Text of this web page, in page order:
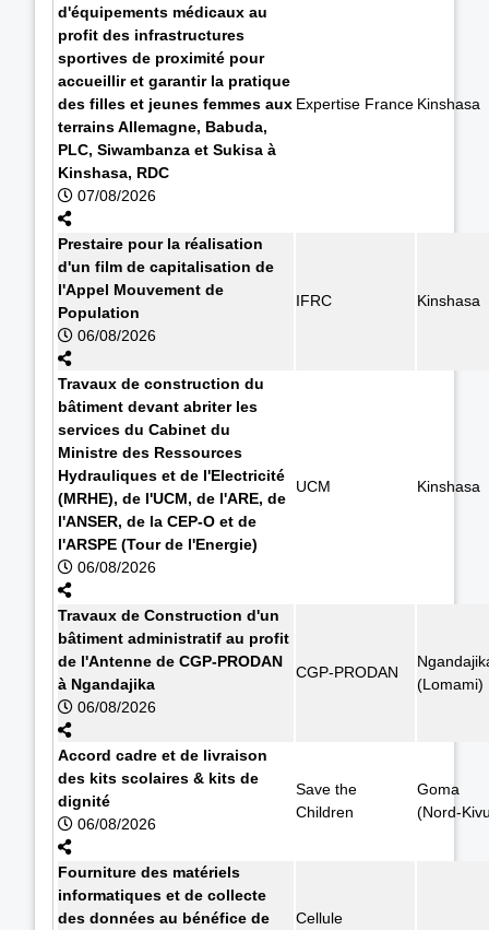
d'équipements médicaux au
profit des infrastructures
sportives de proximité pour
accueillir et garantir la pratique
des filles et jeunes femmes aux
terrains Allemagne, Babuda,
PLC, Siwambanza et Sukisa à
Kinshasa, RDC
07/08/2026
Expertise France Kinshasa
Prestaire pour la réalisation
d'un film de capitalisation de
l'Appel Mouvement de
Population
06/08/2026
IFRC Kinshasa
Travaux de construction du
bâtiment devant abriter les
services du Cabinet du
Ministre des Ressources
Hydrauliques et de l'Electricité
(MRHE), de l'UCM, de l'ARE, de
l'ANSER, de la CEP-O et de
l'ARSPE (Tour de l'Energie)
06/08/2026
UCM Kinshasa
Travaux de Construction d'un
bâtiment administratif au profit
de l'Antenne de CGP-PRODAN
à Ngandajika
06/08/2026
CGP-PRODAN
(Lomami)
Accord cadre et de livraison
des kits scolaires & kits de
dignité
06/08/2026
Save the
Children
Goma
(Nord-
Fourniture des matériels
informatiques et de collecte
des données au bénéfice de
Cellule